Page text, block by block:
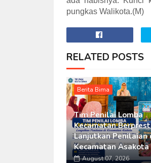
pungkas Walikota.(M)
RELATED POSTS
Berita Bima
Tim Penilai Lomba
Kecamatan
Lanjutkan Penilaian
Kecamatan Asakota
August 07, 2026